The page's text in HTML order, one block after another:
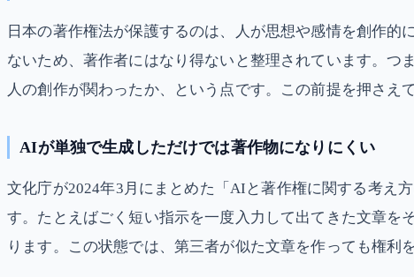
日本の著作権法が保護するのは、人が思想や感情を創作
ないため、著作者にはなり得ないと整理されています。
人の創作が関わったか、という点です。この前提を押さえ
AIが単独で生成しただけでは著作物になりにくい
文化庁が2024年3月にまとめた「AIと著作権に関する考え
す。たとえばごく短い指示を一度入力して出てきた文章
ります。この状態では、第三者が似た文章を作っても権利